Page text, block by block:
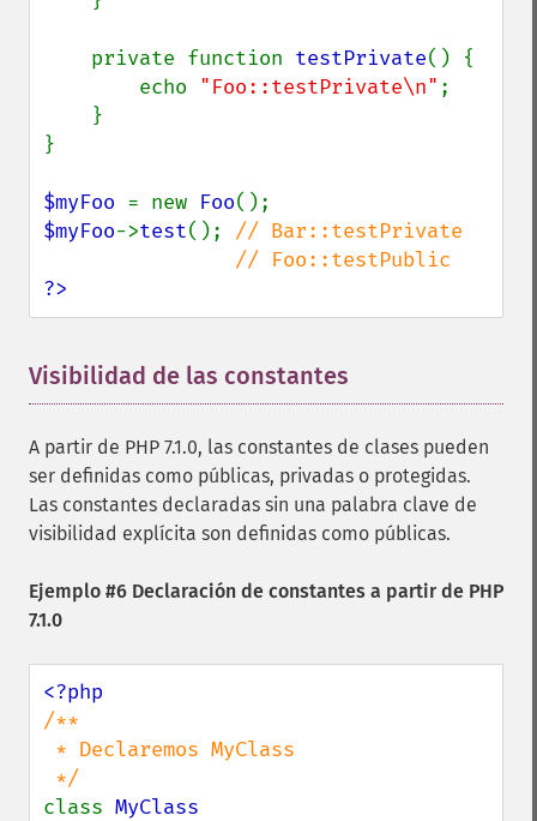
    private function
testPrivate() {
        echo
"Foo::testPrivate\n" ;
}
$myFoo = new Foo
$myFoo->test(); // Bar::testPrivate
?>
Visibilidad de las constantes
A partir de PHP 7.1.0, las constantes de clases pueden
ser definidas como públicas, privadas o protegidas.
Las constantes declaradas sin una palabra clave de
visibilidad explícita son definidas como públicas.
Ejemplo #6 Declaración de constantes a partir de PHP
7.1.0
/**
class